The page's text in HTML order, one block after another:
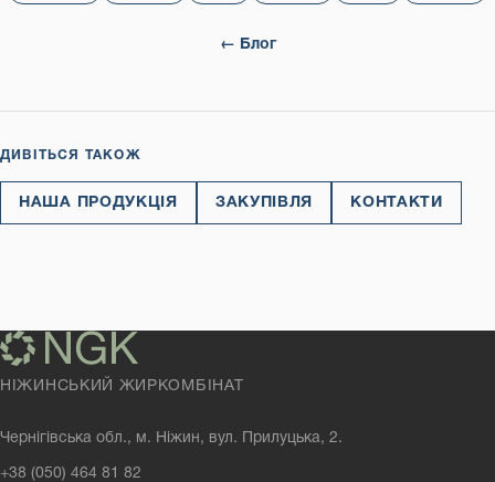
← Блог
ДИВІТЬСЯ ТАКОЖ
НАША ПРОДУКЦІЯ ЗАКУПІВЛЯ КОНТАКТИ
НІЖИНСЬКИЙ ЖИРКОМБІНАТ
Чернігівська обл., м. Ніжин, вул. Прилуцька, 2.
+38 (050) 464 81 82